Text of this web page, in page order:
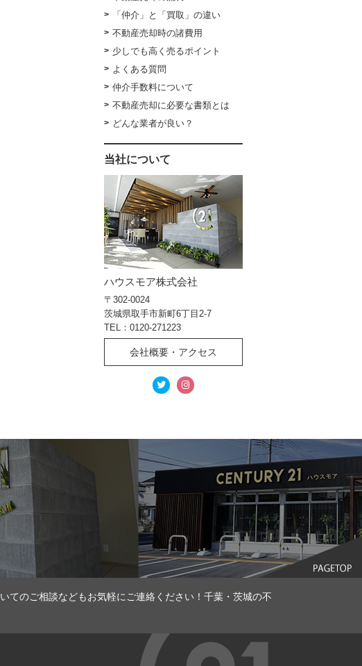
「仲介」と「買取」の違い
不動産売却時の諸費用
少しでも高く売るポイント
よくある質問
仲介手数料について
不動産売却に必要な書類とは
どんな業者が良い？
当社について
ハウスモア株式会社
〒302-0024
茨城県取手市新町6丁目2-7
TEL：0120-271223
会社概要・アクセス
てのご相談などもお気軽にご連絡ください！千葉・茨城の不